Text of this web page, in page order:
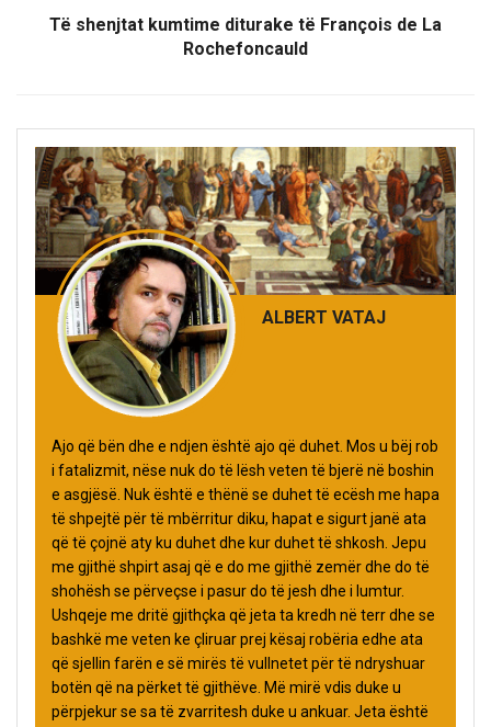
Të shenjtat kumtime diturake të François de La
Rochefoncauld
ALBERT VATAJ
Ajo që bën dhe e ndjen është ajo që duhet. Mos u bëj rob
i fatalizmit, nëse nuk do të lësh veten të bjerë në boshin
e asgjësë. Nuk është e thënë se duhet të ecësh me hapa
të shpejtë për të mbërritur diku, hapat e sigurt janë ata
që të çojnë aty ku duhet dhe kur duhet të shkosh. Jepu
me gjithë shpirt asaj që e do me gjithë zemër dhe do të
shohësh se përveçse i pasur do të jesh dhe i lumtur.
Ushqeje me dritë gjithçka që jeta ta kredh në terr dhe se
bashkë me veten ke çliruar prej kësaj robëria edhe ata
që sjellin farën e së mirës të vullnetet për të ndryshuar
botën që na përket të gjithëve. Më mirë vdis duke u
përpjekur se sa të zvarritesh duke u ankuar. Jeta është